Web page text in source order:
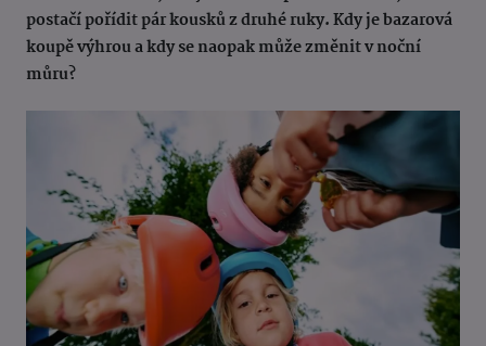
postačí pořídit pár kousků z druhé ruky. Kdy je bazarová
koupě výhrou a kdy se naopak může změnit v noční
můru?